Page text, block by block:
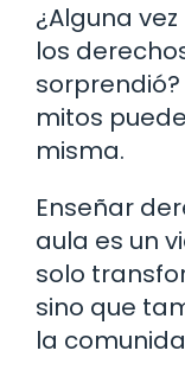
¿Alguna
los
mitos
misma.
Enseñar
aula es un
solo
sino que
la